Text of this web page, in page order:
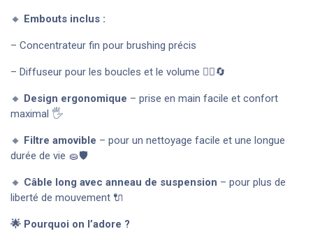
🔸 Embouts inclus :
– Concentrateur fin pour brushing précis
– Diffuseur pour les boucles et le volume 💁‍♀️🔄
🔸 Design ergonomique – prise en main facile et confort
maximal 🖐️
🔸 Filtre amovible – pour un nettoyage facile et une longue
durée de vie 🧽🛡️
🔸 Câble long avec anneau de suspension – pour plus de
liberté de mouvement 🔌
🌟 Pourquoi on l’adore ?